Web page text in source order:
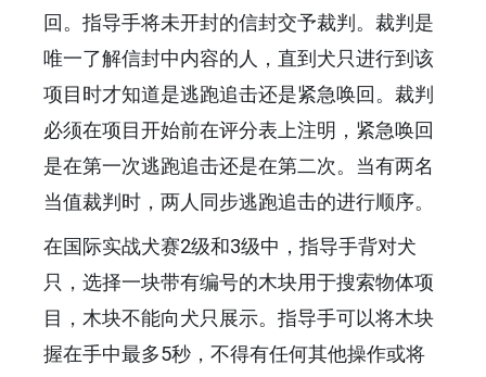
回。指导手将未开封的信封交予裁判。裁判是
唯一了解信封中内容的人，直到犬只进行到该
项目时才知道是逃跑追击还是紧急唤回。裁判
必须在项目开始前在评分表上注明，紧急唤回
是在第一次逃跑追击还是在第二次。当有两名
当值裁判时，两人同步逃跑追击的进行顺序。
在国际实战犬赛2级和3级中，指导手背对犬
只，选择一块带有编号的木块用于搜索物体项
目，木块不能向犬只展示。指导手可以将木块
握在手中最多5秒，不得有任何其他操作或将